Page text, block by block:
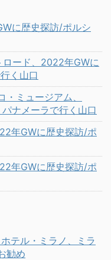
に歴史探訪/ポルシ
ード、2022年GWに
く山口
ミュージアム、
ナメーラで行く山口
年GWに歴史探訪/ポ
年GWに歴史探訪/ポ
テル・ミラノ、ミラ
勧め